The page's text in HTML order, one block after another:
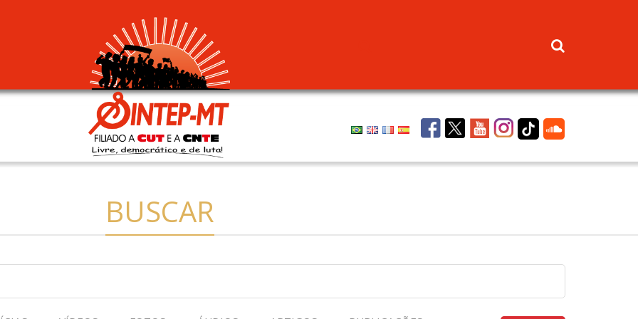
BUSCAR